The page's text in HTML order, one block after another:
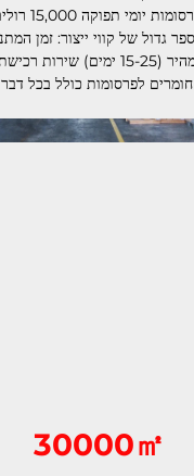
חומרים לפרסומות כולל בכל דבר
30000㎡